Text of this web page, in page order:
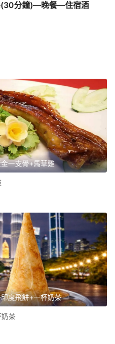
分鐘)—晚餐—住宿酒
一支骨+馬草雞
度飛餅+一杯奶茶
茶